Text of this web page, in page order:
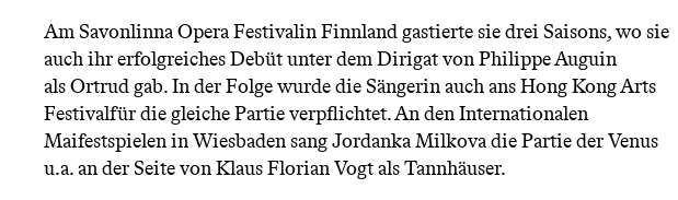
Am Savonlinna Opera Festivalin Finnland gastierte sie drei Saisons, wo sie
auch ihr erfolgreiches Debüt unter dem Dirigat von Philippe Auguin
als Ortrud gab. In der Folge wurde die Sängerin auch ans Hong Kong Arts
Festivalfür die gleiche Partie verpflichtet. An den Internationalen
Maifestspielen in Wiesbaden sang Jordanka Milkova die Partie der Venus
u.a. an der Seite von Klaus Florian Vogt als Tannhäuser.